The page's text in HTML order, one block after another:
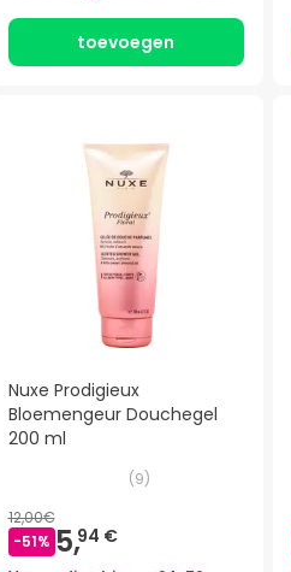
toevoegen
Nuxe Prodigieux
Bloemengeur Douchegel
200 ml
(9)
12,00€
-51% 5,94 €